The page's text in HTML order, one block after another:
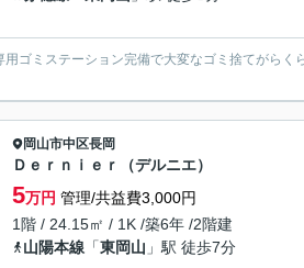
ゴミステーション完備で大変なゴミ捨てがらく
岡山市中区長岡
Ｄｅｒｎｉｅｒ（デルニエ）
5万円 管理/共益費3,000円
1階 / 24.15㎡ / 1K /築6年 /2階建
山陽本線 「東岡山 」駅 徒歩7分